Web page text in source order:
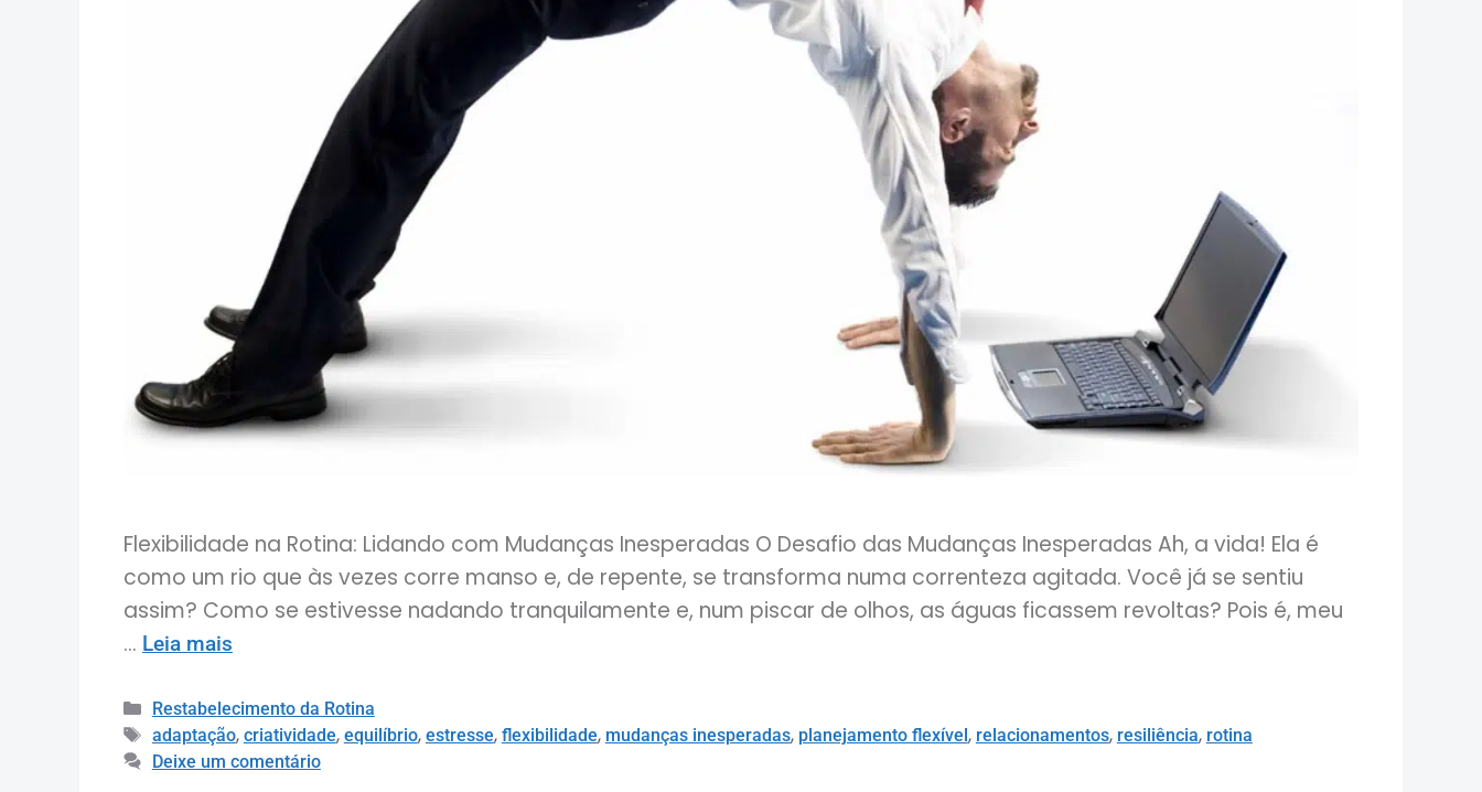
Flexibilidade na Rotina: Lidando com Mudanças Inesperadas O Desafio das Mudanças Inesperadas Ah, a vida! Ela é
como um rio que às vezes corre manso e, de repente, se transforma numa correnteza agitada. Você já se sentiu
assim? Como se estivesse nadando tranquilamente e, num piscar de olhos, as águas ficassem revoltas? Pois é, meu
… Leia mais
Restabelecimento da Rotina
adaptação, criatividade, equilíbrio, estresse, flexibilidade, mudanças inesperadas, planejamento flexível , relacionamentos, resiliência, rotina
Deixe um comentário